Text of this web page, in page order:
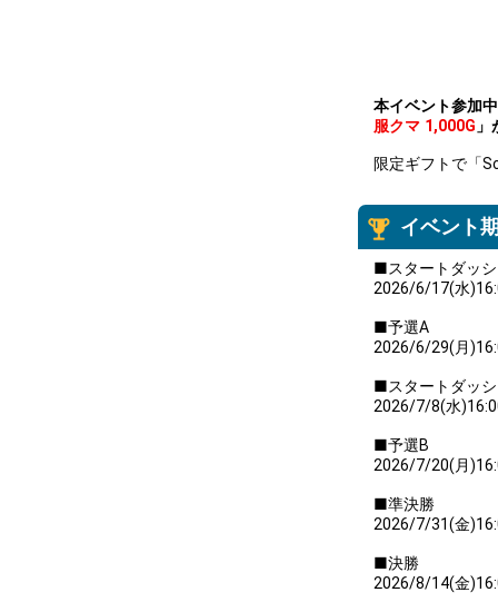
本イベント参加
服クマ 1,000G
限定ギフトで「
イベント
■スタートダッ
2026/6/17(水
■予選A
2026/6/29(月
■スタートダッシ
2026/7/8(水
■予選B
2026/7/20(月
■準決勝
2026/7/31(金
■決勝
2026/8/14(金